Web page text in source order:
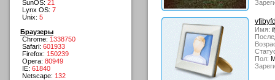
SunOS: 21
Lynx OS: 7
Unix: 5
Браузеры
Chrome: 1338750
Safari: 601933
Firefox: 150239
Opera: 80949
IE: 61840
Netscape: 132
Имя:
Пол: